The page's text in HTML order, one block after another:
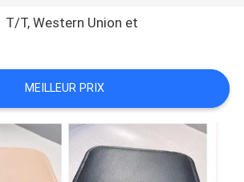
T/T, Western Union et
MEILLEUR PRIX